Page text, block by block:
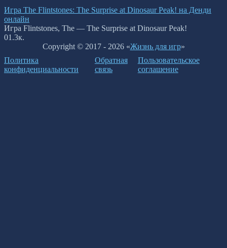
Игра The Flintstones: The Surprise at Dinosaur Peak! на Денди
онлайн
Игра Flintstones, The — The Surprise at Dinosaur Peak!
01.3к.
Copyright © 2017 - 2026 «Жизнь для игр»
Политика
конфиденциальности
Обратная
связь
Пользовательское
соглашение